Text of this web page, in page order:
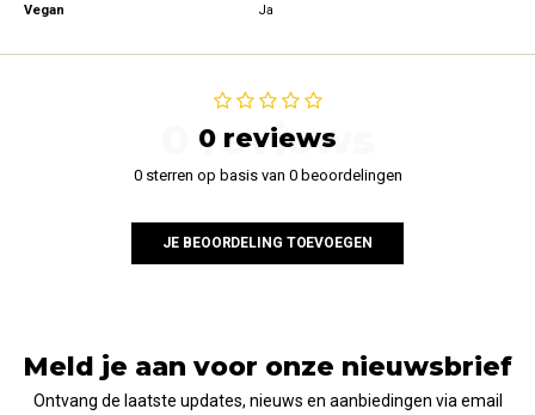
Vegan Ja
0 reviews
0 reviews
0 sterren op basis van 0 beoordelingen
JE BEOORDELING TOEVOEGEN
Meld je aan voor onze nieuwsbrief
Ontvang de laatste updates, nieuws en aanbiedingen via email